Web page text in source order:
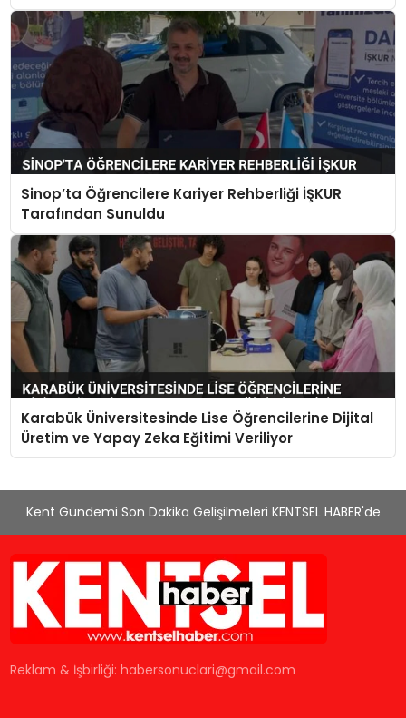
Sinop’ta Öğrencilere Kariyer Rehberliği İŞKUR
Tarafından Sunuldu
Karabük Üniversitesinde Lise Öğrencilerine Dijital
Üretim ve Yapay Zeka Eğitimi Veriliyor
Kent Gündemi Son Dakika Gelişilmeleri KENTSEL HABER'de
Reklam & İşbirliği:habersonuclari@gmail.com